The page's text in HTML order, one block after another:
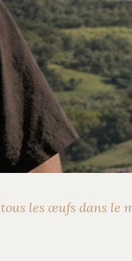
les œufs dans le